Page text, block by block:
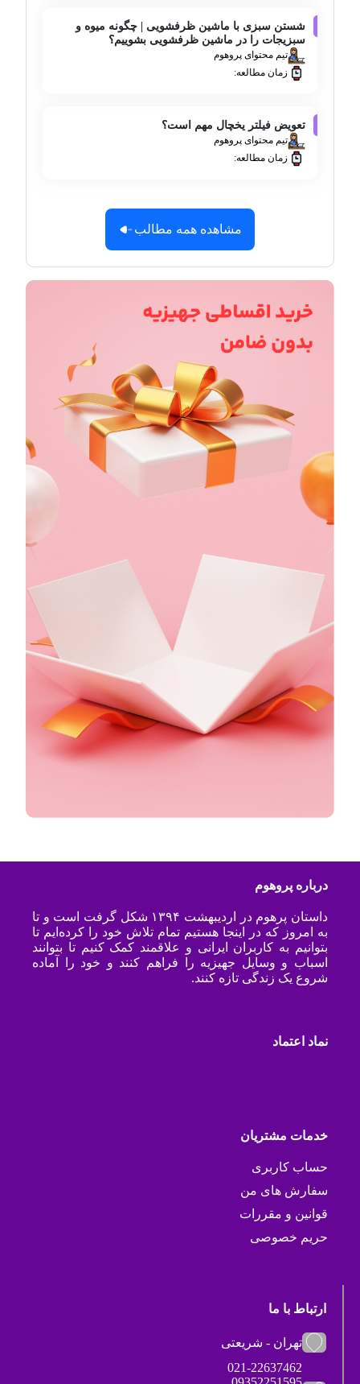
شستن سبزی با ماشین ظرفشویی | چگونه میوه و
سبزیجات را در ماشین ظرفشویی بشوییم؟
تیم محتوای پروهوم
زمان مطالعه:
تعویض فیلتر یخچال مهم است؟
تیم محتوای پروهوم
زمان مطالعه:
مشاهده همه مطالب
درباره پروهوم
داستان پرهوم در اردیبهشت ۱۳۹۴ شکل گرفت است و تا
به امروز که در اینجا هستیم تمام تلاش خود را کرده‌ایم تا
بتوانیم به کاربران ایرانی و علاقمند کمک کنیم تا بتوانند
اسباب و وسایل جهیزیه را فراهم کنند و خود را آماده
شروع یک زندگی تازه کنند.
نماد اعتماد
خدمات مشتریان
حساب کاربری
سفارش های من
قوانین و مقررات
حریم خصوصی
ارتباط با ما
تهران - شریعتی
021-22637462